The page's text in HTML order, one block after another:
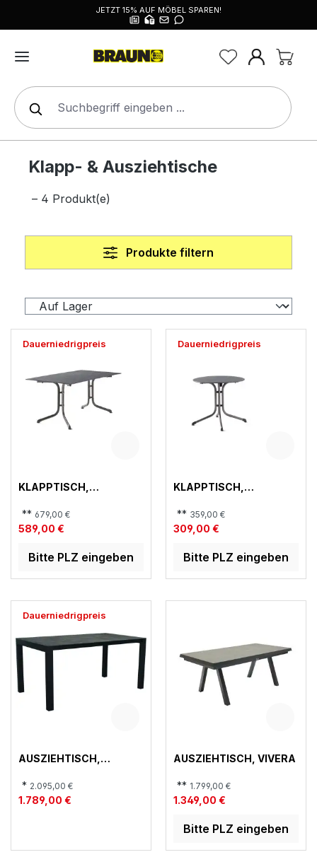
JETZT 15% AUF MÖBEL SPAREN!
Klapp- & Ausziehtische
– 4 Produkt(e)
Produkte filtern
Dauerniedrigpreis
KLAPPTISCH,
** 679,00 €
589,00 €
Bitte PLZ eingeben
Dauerniedrigpreis
KLAPPTISCH,
** 359,00 €
309,00 €
Bitte PLZ eingeben
Dauerniedrigpreis
AUSZIEHTISCH,
* 2.095,00 €
1.789,00 €
AUSZIEHTISCH, VIVERA
** 1.799,00 €
1.349,00 €
Bitte PLZ eingeben